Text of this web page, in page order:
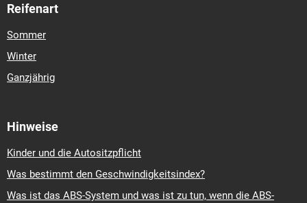
Reifenart
Sommer
Winter
Ganzjährig
Hinweise
Kinder und die Autositzpflicht
Was bestimmt den Geschwindigkeitsindex?
Was ist das ABS-System und was ist zu tun, wenn die ABS-